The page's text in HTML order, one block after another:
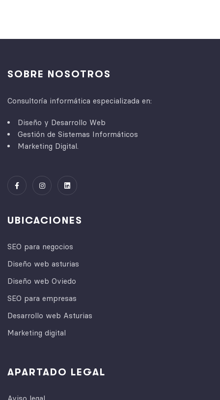
SOBRE NOSOTROS
Consultoría informática especializada en:
Diseño y Desarrollo Web
Gestión de Sistemas Informáticos
Marketing Digital.
UBICACIONES
SEO para negocios
Diseño web asturias
Diseño web Oviedo
SEO para empresas
Desarrollo web Asturias
Marketing digital
APARTADO LEGAL